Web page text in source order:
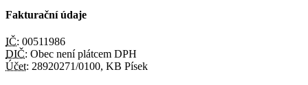
Fakturační údaje
IČ: 00511986
DIČ: Obec není plátcem DPH
Účet: 28920271/0100, KB Písek